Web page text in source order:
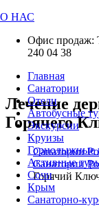
О НАС
Офис продаж:
240 04 38
Главная
Санатории
Отели
Автобусные
Экскурсии
Круизы
Горнолыжные
Активные
Сочи
Крым
Санаторно-
Лечение
Горячего
Санатории
Санатории
Горячий